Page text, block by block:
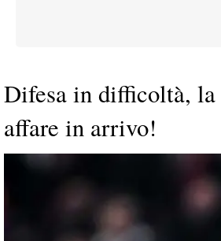
Difesa in difficoltà,
affare in arrivo!